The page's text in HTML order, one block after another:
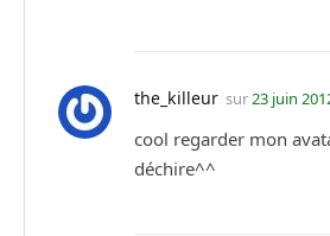
the_killeur sur23 juin
cool regarder mon
déchire^^